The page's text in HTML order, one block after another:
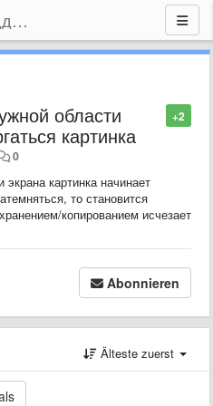
Joxi - сообщество поддержки
+2
области
картинка
0
картинка начинает
то становится
копированием исчезает
Abonnieren
Älteste zuerst